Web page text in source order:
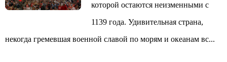
которой остаются неизменными с
1139 года. Удивительная страна,
некогда гремевшая военной славой по морям и океанам вс...